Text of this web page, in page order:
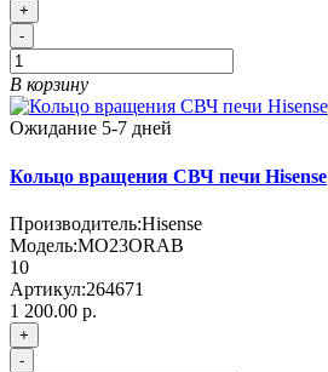
+
-
В корзину
Ожидание 5-7 дней
Кольцо вращения СВЧ печи Hisense
Производитель:Hisense
Модель:MO23ORAB
10
Артикул:264671
1 200.00 р.
+
-